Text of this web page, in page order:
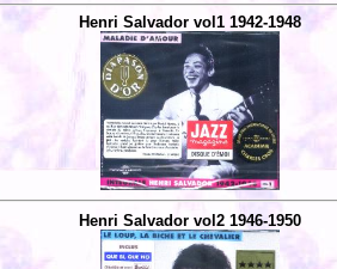
Henri Salvador vol1 1942-1948
Henri Salvador vol2 1946-1950